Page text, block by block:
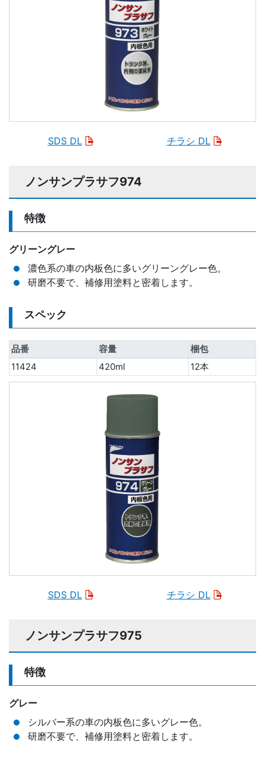
SDS DL チラシ DL
ノンサンプラサフ974
特徴
グリーングレー
濃色系の車の内板色に多いグリーングレー色。
研磨不要で、補修用塗料と密着します。
スペック
品番 容量
梱包
11424
420ml 12本
SDS DL チラシ DL
ノンサンプラサフ975
特徴
グレー
シルバー系の車の内板色に多いグレー色。
研磨不要で、補修用塗料と密着します。